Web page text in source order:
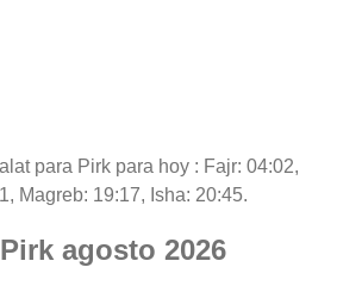
para Pirk para hoy : Fajr: 04:02,
Magreb: 19:17, Isha: 20:45.
agosto 2026